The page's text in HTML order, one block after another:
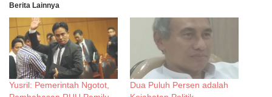
Berita Lainnya
Yusril: Pemerintah Ngotot,
Dua Puluh Persen adalah